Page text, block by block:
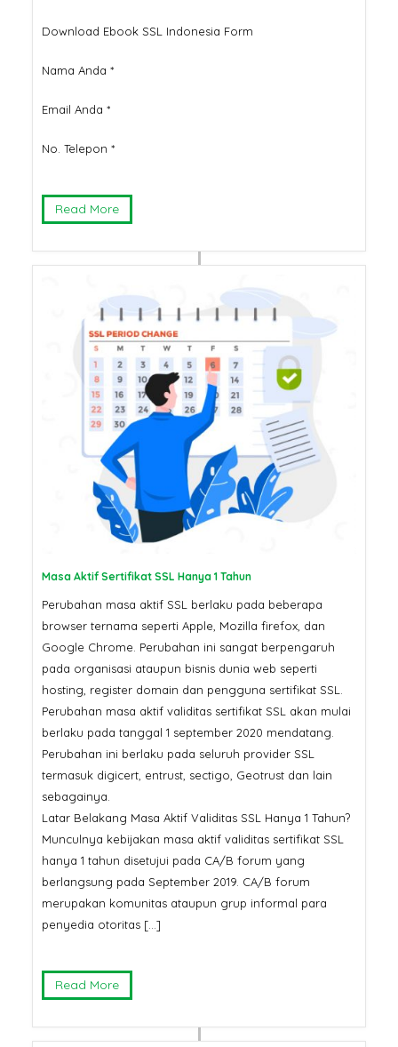
Download Ebook SSL Indonesia Form
Nama Anda *
Email Anda *
No. Telepon *
Read More
Masa Aktif Sertifikat SSL Hanya 1 Tahun
Perubahan masa aktif SSL berlaku pada beberapa
browser ternama seperti Apple, Mozilla firefox, dan
Google Chrome. Perubahan ini sangat berpengaruh
pada organisasi ataupun bisnis dunia web seperti
hosting, register domain dan pengguna sertifikat SSL.
Perubahan masa aktif validitas sertifikat SSL akan mulai
berlaku pada tanggal 1 september 2020 mendatang.
Perubahan ini berlaku pada seluruh provider SSL
termasuk digicert, entrust, sectigo, Geotrust dan lain
sebagainya.
Latar Belakang Masa Aktif Validitas SSL Hanya 1 Tahun?
Munculnya kebijakan masa aktif validitas sertifikat SSL
hanya 1 tahun disetujui pada CA/B forum yang
berlangsung pada September 2019. CA/B forum
merupakan komunitas ataupun grup informal para
penyedia otoritas […]
Read More